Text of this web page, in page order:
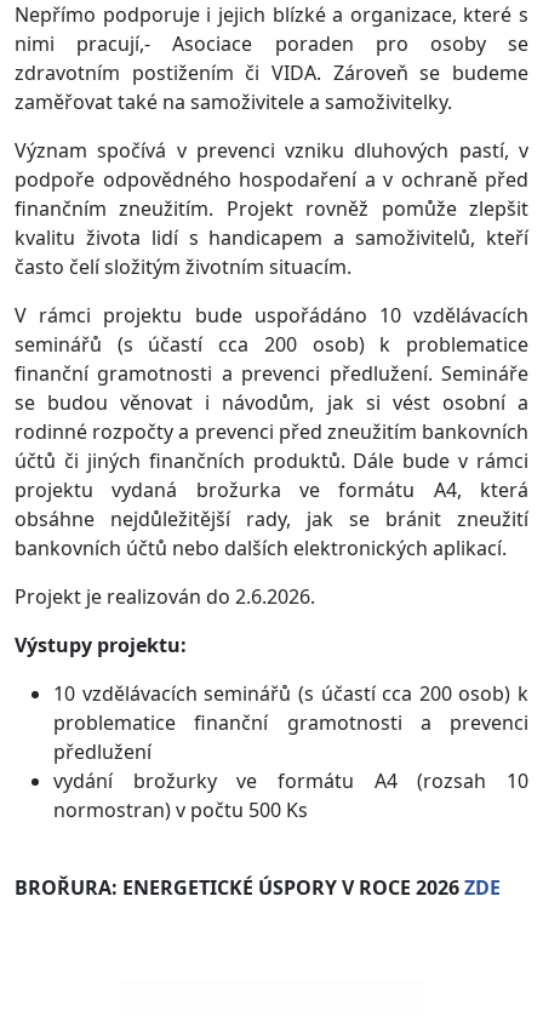
Nepřímo podporuje i jejich blízké a organizace, které s
nimi pracují,- Asociace poraden pro osoby se
zdravotním postižením či VIDA. Zároveň se budeme
zaměřovat také na samoživitele a samoživitelky.
Význam spočívá v prevenci vzniku dluhových pastí, v
podpoře odpovědného hospodaření a v ochraně před
finančním zneužitím. Projekt rovněž pomůže zlepšit
kvalitu života lidí s handicapem a samoživitelů, kteří
často čelí složitým životním situacím.
V rámci projektu bude uspořádáno 10 vzdělávacích
seminářů (s účastí cca 200 osob) k problematice
finanční gramotnosti a prevenci předlužení. Semináře
se budou věnovat i návodům, jak si vést osobní a
rodinné rozpočty a prevenci před zneužitím bankovních
účtů či jiných finančních produktů. Dále bude v rámci
projektu vydaná brožurka ve formátu A4, která
obsáhne nejdůležitější rady, jak se bránit zneužití
bankovních účtů nebo dalších elektronických aplikací.
Projekt je realizován do 2.6.2026.
Výstupy projektu:
10 vzdělávacích seminářů (s účastí cca 200 osob) k
problematice finanční gramotnosti a prevenci
předlužení
vydání brožurky ve formátu A4 (rozsah 10
normostran) v počtu 500 Ks
BROŘURA: ENERGETICKÉ ÚSPORY V ROCE 2026ZDE